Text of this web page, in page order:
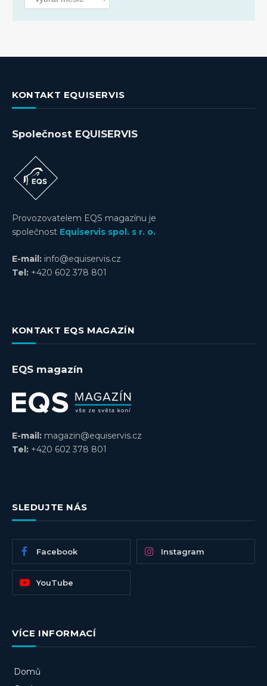
KONTAKT EQUISERVIS
Společnost EQUISERVIS
Provozovatelem EQS magazínu je
společnost Equiservis spol. s r. o.
E-mail: info@equiservis.cz
Tel: +420 602 378 801
KONTAKT EQS MAGAZÍN
EQS magazín
E-mail: magazin@equiservis.cz
Tel: +420 602 378 801
SLEDUJTE NÁS
Facebook Instagram
YouTube
VÍCE INFORMACÍ
Domů